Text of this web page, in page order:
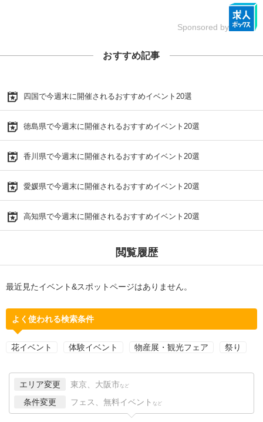
Sponsored by
おすすめ記事
四国で今週末に開催されるおすすめイベント20選
徳島県で今週末に開催されるおすすめイベント20選
香川県で今週末に開催されるおすすめイベント20選
愛媛県で今週末に開催されるおすすめイベント20選
高知県で今週末に開催されるおすすめイベント20選
閲覧履歴
最近見たイベント&スポットページはありません。
よく使われる検索条件
花イベント 体験イベント 物産展・観光フェア 祭り
エリア変更 東京、大阪市 など
条件変更 フェス、無料イベント など